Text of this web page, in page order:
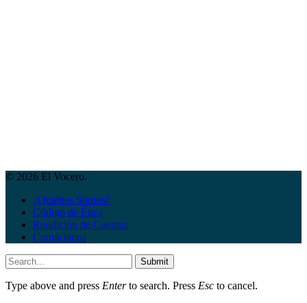
© 2026 El Vocero.
¿Quiénes Somos?
Código de Ética
Rendición de Cuentas
Contáctanos
Submit
Type above and press Enterto search. Press Esc to cancel.